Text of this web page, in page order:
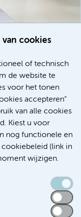
cookies
of technisch
de website te
voor het tonen
accepteren"
van alle cookies
Kiest u voor
nog functionele en
cookiebeleid (link in
wijzigen.